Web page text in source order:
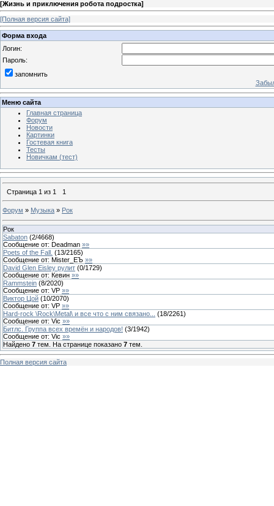
[Жизнь и приключения робота подростка]
[Полная версия сайта]
Форма входа
Логин:
Пароль:
запомнить
Меню сайта
Главная страница
Форум
Новости
Картинки
Гостевая книга
Тесты
Новичкам (тест)
Страница 1 из 1 1
Форум » Музыка » Рок
Рок
Sabaton (2/4668)
Сообщение от: Deadman »»
Poets of the Fall. (13/2165)
Сообщение от: Mister_EЪ »»
David Glen Eisley рулит (0/1729)
Сообщение от: Кевин »»
Rammstein (8/2020)
Сообщение от: VP »»
Виктор Цой (10/2070)
Сообщение от: VP »»
Hard-rock \Rock\Metal\ и все что с ним связано...
(18/2261)
Сообщение от: Vic »»
Битлс. Группа всех времён и народов! (3/1942)
Сообщение от: Vic »»
Найдено 7 тем. На странице показано 7 тем.
Полная версия сайта